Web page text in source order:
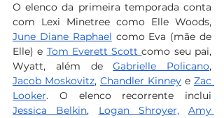
O elenco da primeira temporada conta
June Diane Raphael como Eva (mãe de
Elle) e Tom Everett Scott como seu pai,
Wyatt, além de Gabrielle Policano
Jacob Moskovitz, Chandler Kinney e Zac
Looker
Jessica Belkin, Logan Shroyer,
Amy